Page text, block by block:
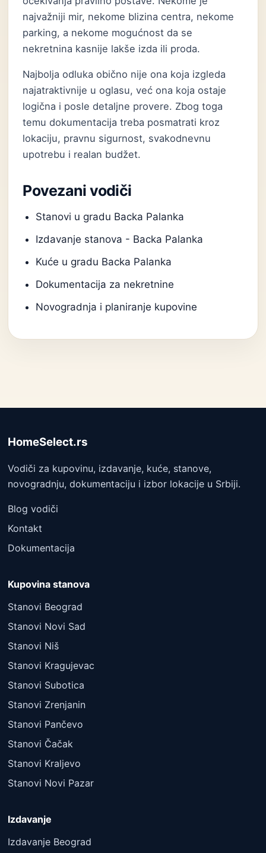
najvažniji mir, nekome blizina centra, nekome
parking, a nekome mogućnost da se
nekretnina kasnije lakše izda ili proda.
Najbolja odluka obično nije ona koja izgleda
najatraktivnije u oglasu, već ona koja ostaje
logična i posle detaljne provere. Zbog toga
temu dokumentacija treba posmatrati kroz
lokaciju, pravnu sigurnost, svakodnevnu
upotrebu i realan budžet.
Povezani vodiči
Stanovi u gradu Backa Palanka
Izdavanje stanova - Backa Palanka
Kuće u gradu Backa Palanka
Dokumentacija za nekretnine
Novogradnja i planiranje kupovine
HomeSelect.rs
Vodiči za kupovinu, izdavanje, kuće, stanove,
novogradnju, dokumentaciju i izbor lokacije u Srbiji.
Blog vodiči
Kontakt
Dokumentacija
Kupovina stanova
Stanovi Beograd
Stanovi Novi Sad
Stanovi Niš
Stanovi Kragujevac
Stanovi Subotica
Stanovi Zrenjanin
Stanovi Pančevo
Stanovi Čačak
Stanovi Kraljevo
Stanovi Novi Pazar
Izdavanje
Izdavanje Beograd